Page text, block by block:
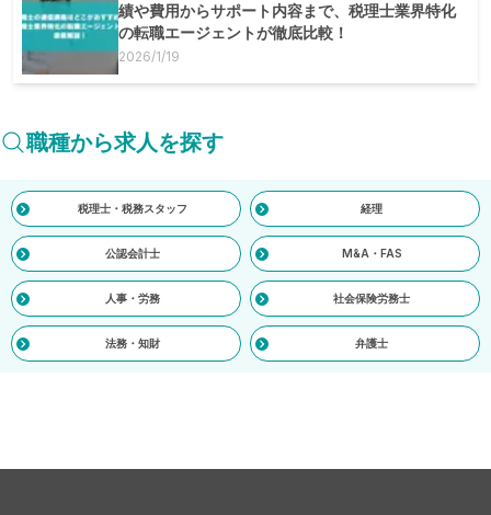
績や費用からサポート内容まで、税理士業界特化
の転職エージェントが徹底比較！
2026/1/19
職種から求人を探す
税理士・税務スタッフ 経理
公認会計士 M&A・FAS
人事・労務 社会保険労務士
法務・知財 弁護士